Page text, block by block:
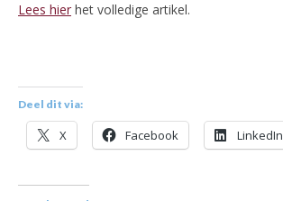
Lees hier het volledige artikel.
Deel dit via:
X Facebook LinkedIn